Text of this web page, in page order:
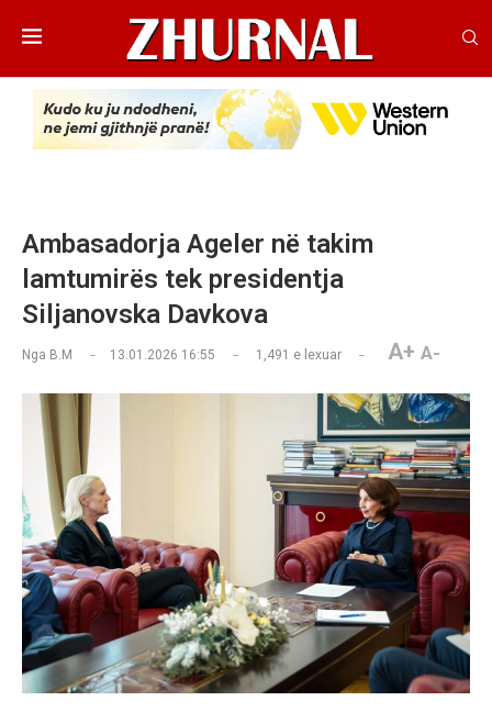
Ambasadorja Ageler në takim
lamtumirës tek presidentja
Siljanovska Davkova
Nga B.M 13.01.2026 16:55 1,491 e lexuar A+ A-